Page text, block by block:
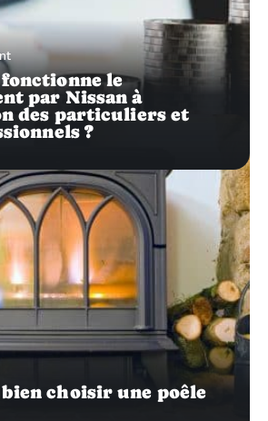
le
par Nissan à
des particuliers et
?
choisir une poêle